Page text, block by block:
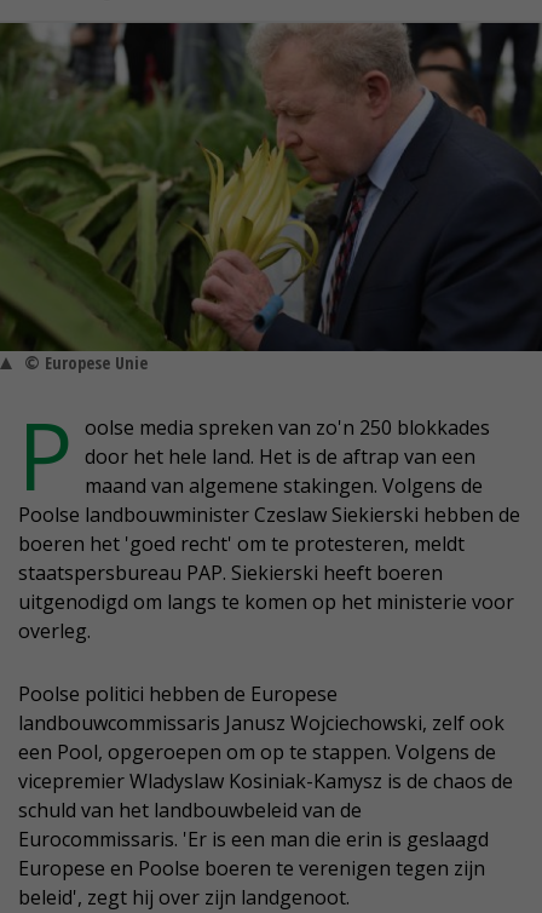
© Europese Unie
P oolse media spreken van zo'n 250 blokkades
door het hele land. Het is de aftrap van een
maand van algemene stakingen. Volgens de
Poolse landbouwminister Czeslaw Siekierski hebben de
boeren het 'goed recht' om te protesteren, meldt
staatspersbureau PAP. Siekierski heeft boeren
uitgenodigd om langs te komen op het ministerie voor
overleg.
Poolse politici hebben de Europese
landbouwcommissaris Janusz Wojciechowski, zelf ook
een Pool, opgeroepen om op te stappen. Volgens de
vicepremier Wladyslaw Kosiniak-Kamysz is de chaos de
schuld van het landbouwbeleid van de
Eurocommissaris. 'Er is een man die erin is geslaagd
Europese en Poolse boeren te verenigen tegen zijn
beleid', zegt hij over zijn landgenoot.